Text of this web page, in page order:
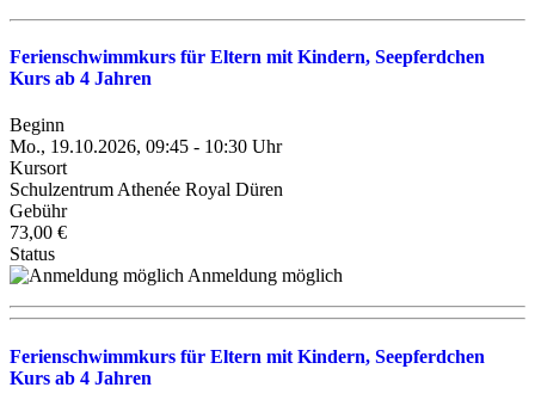
Ferienschwimmkurs für Eltern mit Kindern, Seepferdchen
Kurs ab 4 Jahren
Beginn
Mo., 19.10.2026, 09:45 - 10:30 Uhr
Kursort
Schulzentrum Athenée Royal Düren
Gebühr
73,00 €
Status
Anmeldung möglich
Ferienschwimmkurs für Eltern mit Kindern, Seepferdchen
Kurs ab 4 Jahren